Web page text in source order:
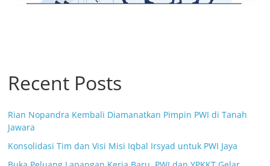
Recent Posts
Rian Nopandra Kembali Diamanatkan Pimpin PWI di Tanah
Jawara
Konsolidasi Tim dan Visi Misi Iqbal Irsyad untuk PWI Jaya